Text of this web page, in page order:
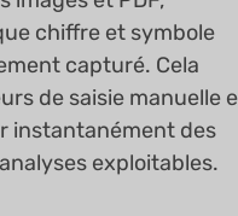
chiffre et symbole
capturé. Cela
de saisie manuelle
instantanément des
exploitables.